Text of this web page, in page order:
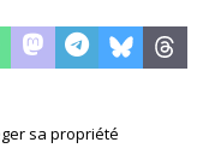
sa propriété